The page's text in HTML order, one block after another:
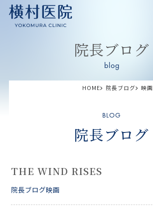
院長ブログ
blog
HOME 院長ブログ 映画
BLOG
院長ブログ
THE WIND RISES
院長ブログ映画